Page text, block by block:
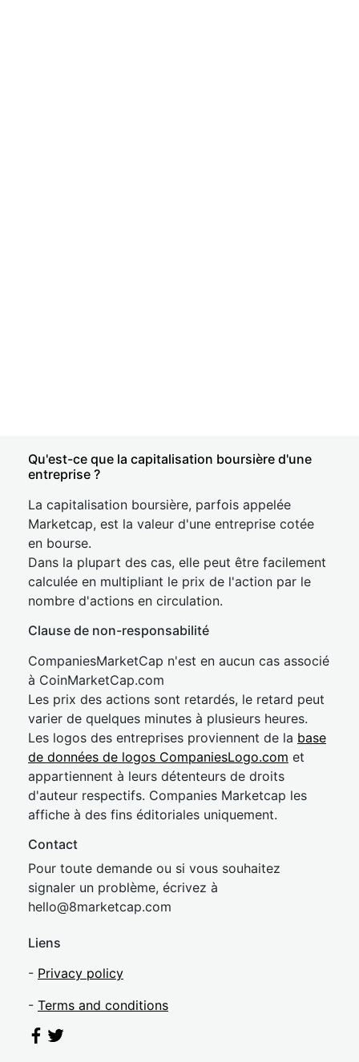
Qu'est-ce que la capitalisation boursière d'une
entreprise ?
La capitalisation boursière, parfois appelée
Marketcap, est la valeur d'une entreprise cotée
en bourse.
Dans la plupart des cas, elle peut être facilement
calculée en multipliant le prix de l'action par le
nombre d'actions en circulation.
Clause de non-responsabilité
CompaniesMarketCap n'est en aucun cas associé
à CoinMarketCap.com
Les prix des actions sont retardés, le retard peut
varier de quelques minutes à plusieurs heures.
Les logos des entreprises proviennent de la base
de données de logos CompaniesLogo.com et
appartiennent à leurs détenteurs de droits
d'auteur respectifs. Companies Marketcap les
affiche à des fins éditoriales uniquement.
Contact
Pour toute demande ou si vous souhaitez
signaler un problème, écrivez à
hello@8marketcap.com
Liens
- Privacy policy
- Terms and conditions